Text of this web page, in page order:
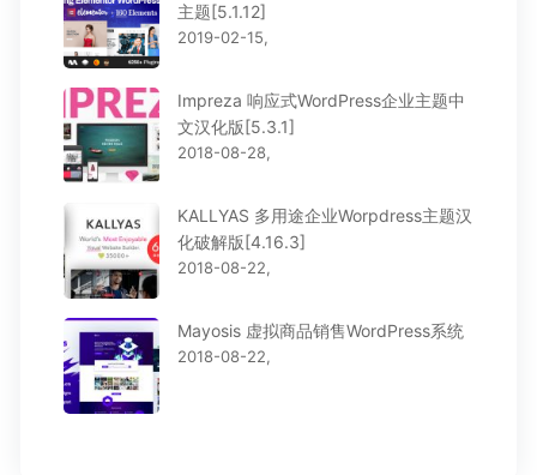
主题[5.1.12]
2019-02-15,
Impreza 响应式WordPress企业主题中
文汉化版[5.3.1]
2018-08-28,
KALLYAS 多用途企业Worpdress主题汉
化破解版[4.16.3]
2018-08-22,
Mayosis 虚拟商品销售WordPress系统
2018-08-22,